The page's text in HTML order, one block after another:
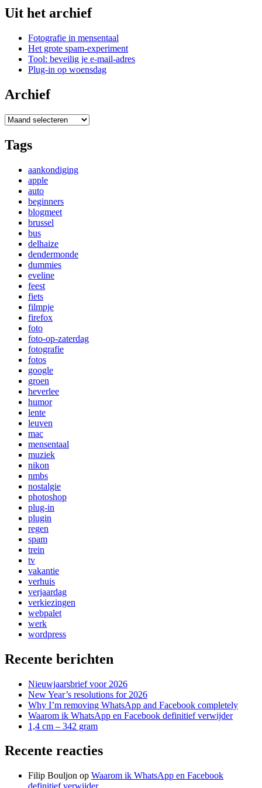
Uit het archief
Fotografie in mensentaal
Het grote spam-experiment
Tool: beveilig je e-mail-adres
Plug-in op woensdag
Archief
Archief
Tags
aankondiging
apple
auto
beginners
blogmeet
brussel
bus
delhaize
dendermonde
dummies
eveline
feest
fiets
filmpje
firefox
foto
foto-op-zaterdag
fotografie
fotos
google
groen
heverlee
humor
lente
leuven
mac
mensentaal
muziek
nikon
nmbs
nostalgie
photoshop
plug-in
plugin
regen
spam
trein
tv
vakantie
verhuis
verjaardag
verkiezingen
webpalet
werk
wordpress
Recente berichten
Nieuwjaarsbrief voor 2026
New Year’s resolutions for 2026
Why I’m removing WhatsApp and Facebook completely
Waarom ik WhatsApp en Facebook definitief verwijder
1,4 cm – 342 gram
Recente reacties
Filip Bouljon op Waarom ik WhatsApp en Facebook